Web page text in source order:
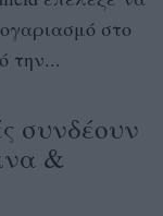
στο
την...
συνδέουν
&